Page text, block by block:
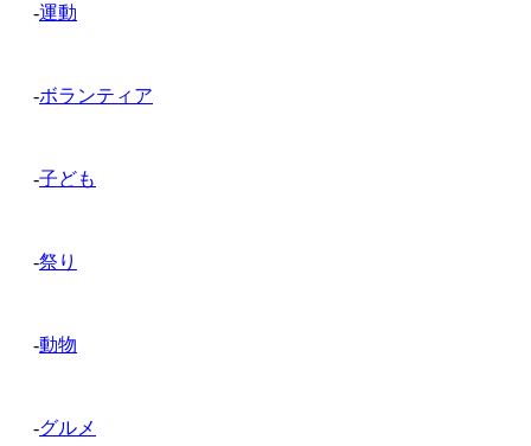
-運動
-ボランティア
-子ども
-祭り
-動物
-グルメ